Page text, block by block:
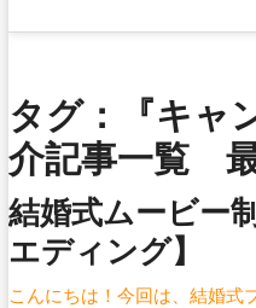
タグ：『キャ
介記事一覧
結婚式ムービー
エディング】
こんにちは！今回は、結婚式